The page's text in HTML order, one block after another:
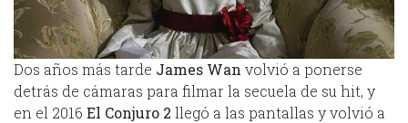
Dos años más tarde James Wan volvió a ponerse
detrás de cámaras para filmar la secuela de su hit, y
en el 2016 El Conjuro 2 llegó a las pantallas y volvió a